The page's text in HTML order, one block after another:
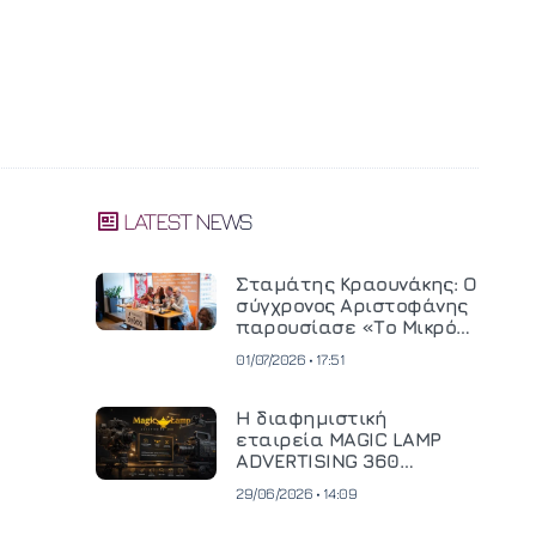
LATEST NEWS
Σταμάτης Κραουνάκης: Ο
σύγχρονος Αριστοφάνης
παρουσίασε «Το Μικρό
01/07/2026 • 17:51
Η διαφημιστική
εταιρεία MAGIC LAMP
ADVERTISING 360
κινηματογραφική
29/06/2026 • 14:09